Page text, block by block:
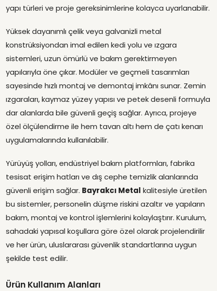
yapı türleri ve proje gereksinimlerine kolayca uyarlanabilir.
Yüksek dayanımlı çelik veya galvanizli metal
konstrüksiyondan imal edilen kedi yolu ve ızgara
sistemleri, uzun ömürlü ve bakım gerektirmeyen
yapılarıyla öne çıkar. Modüler ve geçmeli tasarımları
sayesinde hızlı montaj ve demontaj imkânı sunar. Zemin
ızgaraları, kaymaz yüzey yapısı ve petek desenli formuyla
dar alanlarda bile güvenli geçiş sağlar. Ayrıca, projeye
özel ölçülendirme ile hem tavan altı hem de çatı kenarı
uygulamalarında kullanılabilir.
Yürüyüş yolları, endüstriyel bakım platformları, fabrika
tesisat erişim hatları ve dış cephe temizlik alanlarında
güvenli erişim sağlar. Bayrakcı Metal kalitesiyle üretilen
bu sistemler, personelin düşme riskini azaltır ve yapıların
bakım, montaj ve kontrol işlemlerini kolaylaştırır. Kurulum,
sahadaki yapısal koşullara göre özel olarak projelendirilir
ve her ürün, uluslararası güvenlik standartlarına uygun
şekilde test edilir.
Ürün Kullanım Alanları